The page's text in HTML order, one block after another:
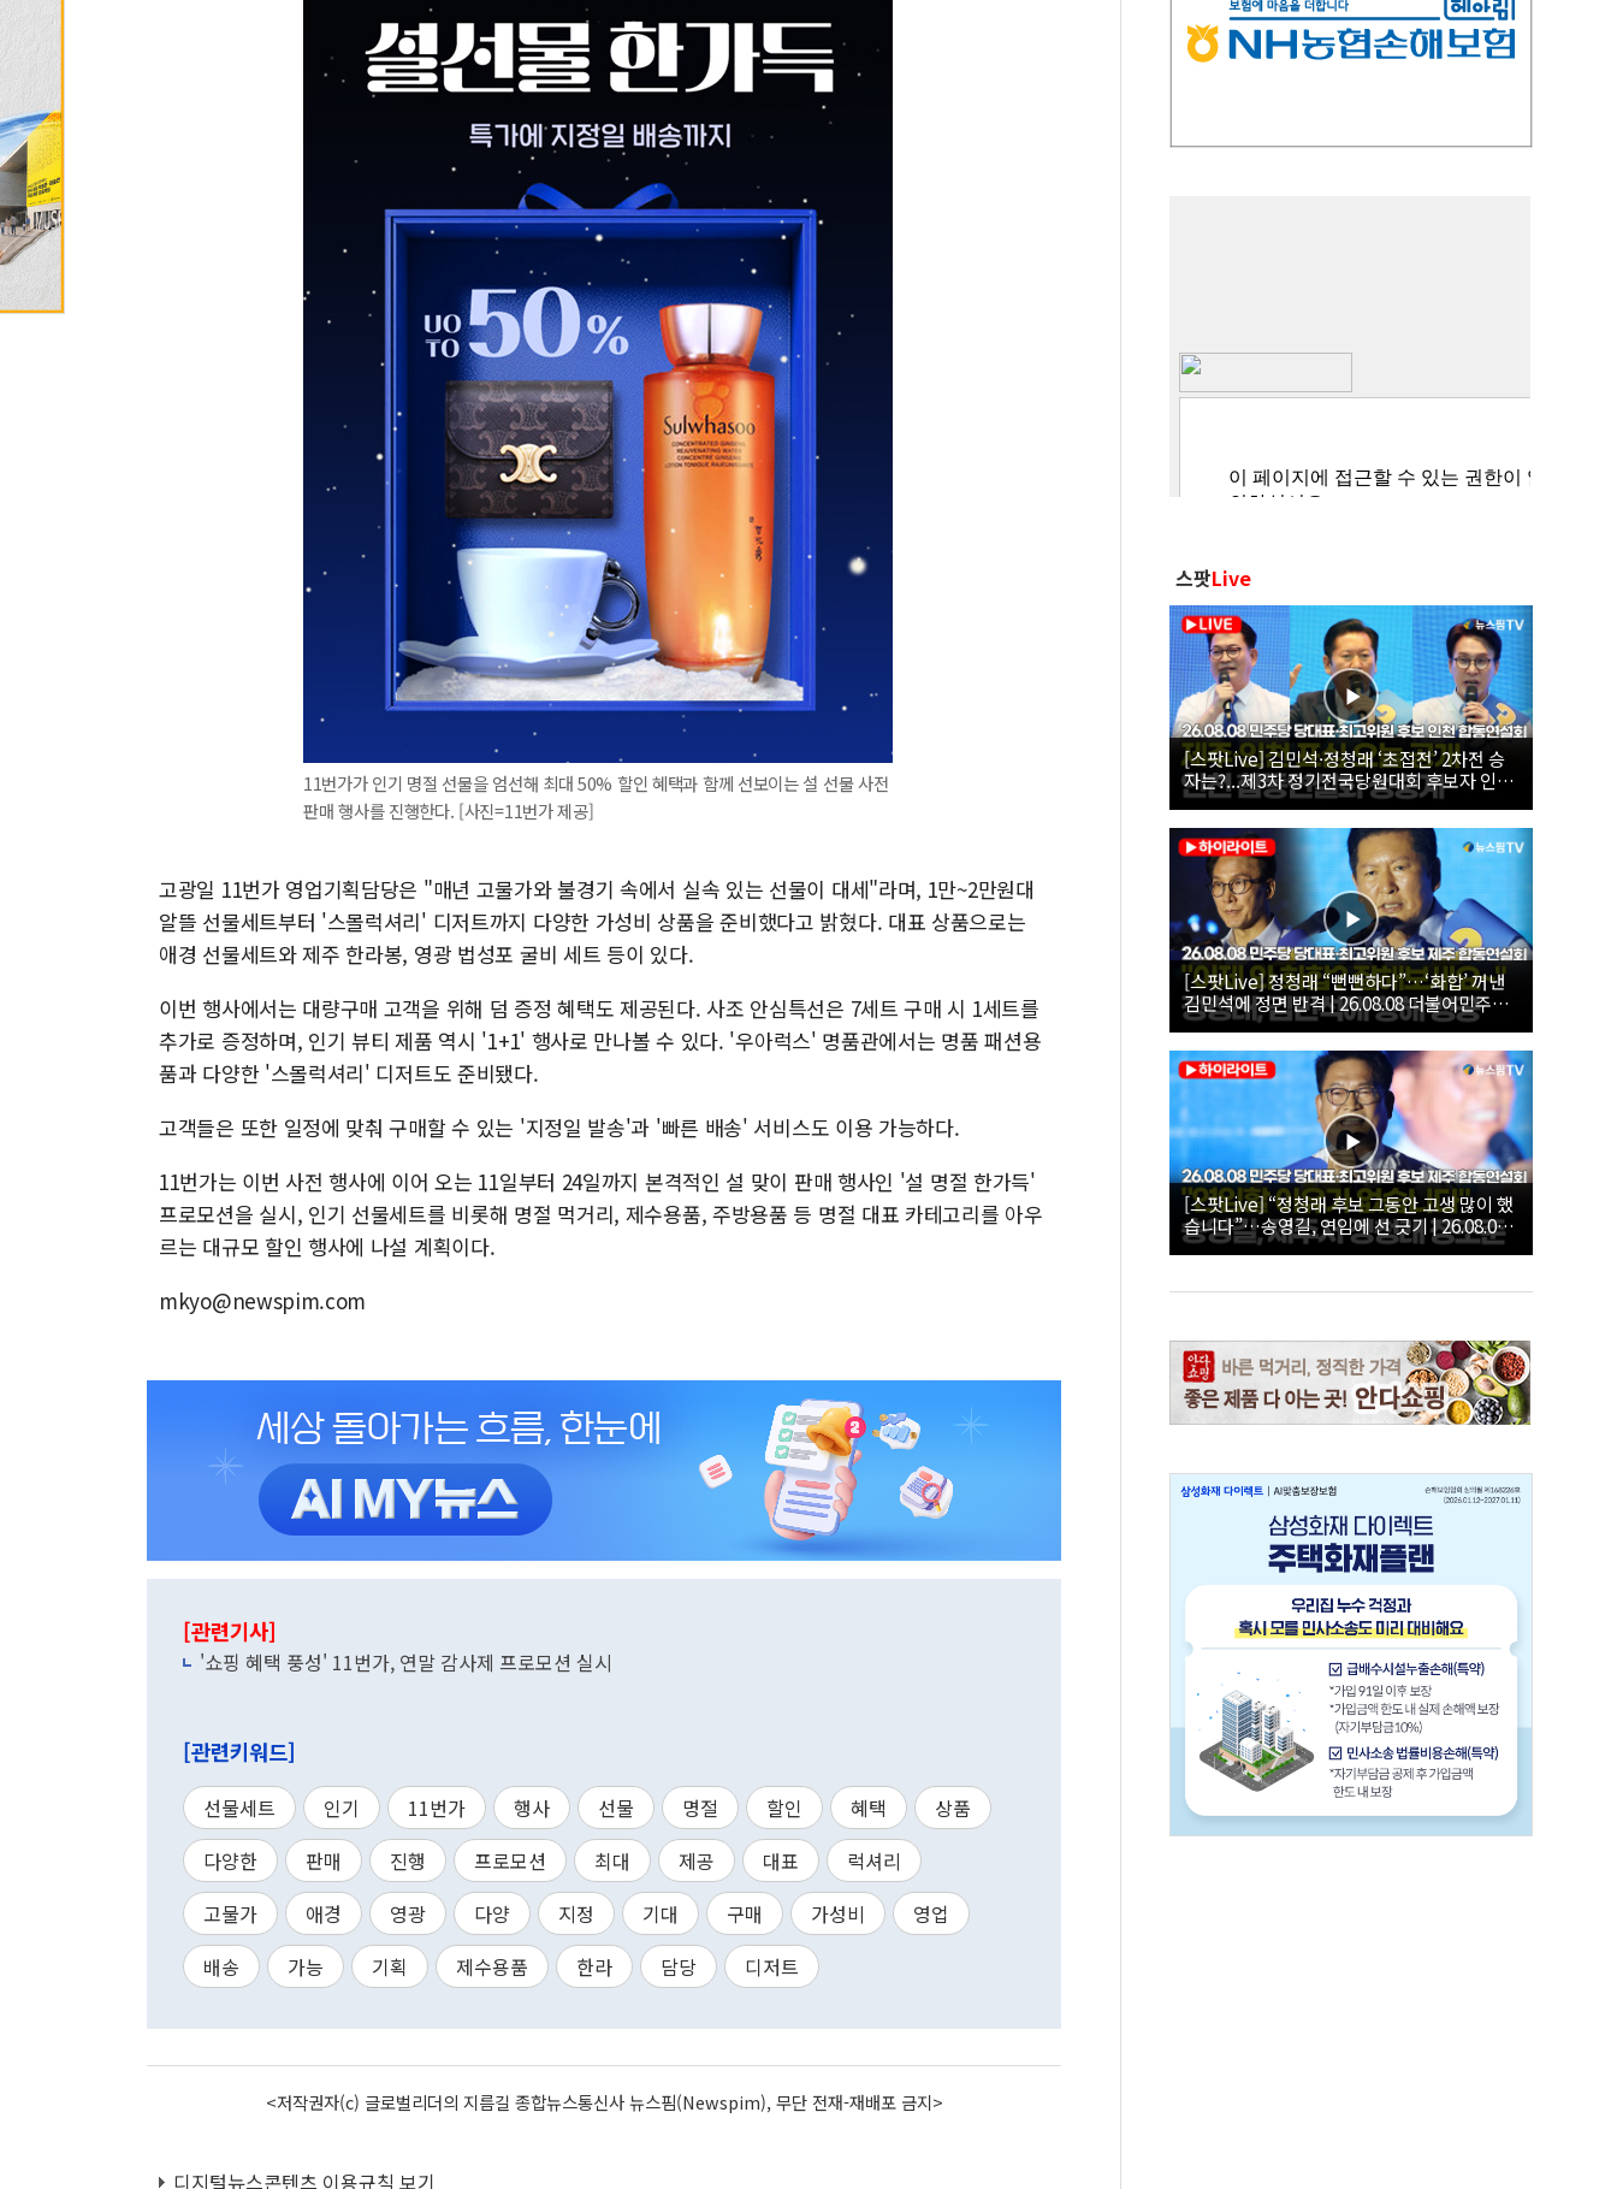
11번가가 인기 명절 선물을 엄선해 최대 50% 할인 혜택과 함께 선보이는 설 선물 사전
판매 행사를 진행한다. [사진=11번가 제공]
고광일 11번가 영업기획담당은 "매년 고물가와 불경기 속에서 실속 있는 선물이 대세"라며, 1만~2만원대
알뜰 선물세트부터 '스몰럭셔리' 디저트까지 다양한 가성비 상품을 준비했다고 밝혔다. 대표 상품으로는
애경 선물세트와 제주 한라봉, 영광 법성포 굴비 세트 등이 있다.
이번 행사에서는 대량구매 고객을 위해 덤 증정 혜택도 제공된다. 사조 안심특선은 7세트 구매 시 1세트를
추가로 증정하며, 인기 뷰티 제품 역시 '1+1' 행사로 만나볼 수 있다. '우아럭스' 명품관에서는 명품 패션용
품과 다양한 '스몰럭셔리' 디저트도 준비됐다.
고객들은 또한 일정에 맞춰 구매할 수 있는 '지정일 발송'과 '빠른 배송' 서비스도 이용 가능하다.
11번가는 이번 사전 행사에 이어 오는 11일부터 24일까지 본격적인 설 맞이 판매 행사인 '설 명절 한가득'
프로모션을 실시, 인기 선물세트를 비롯해 명절 먹거리, 제수용품, 주방용품 등 명절 대표 카테고리를 아우
르는 대규모 할인 행사에 나설 계획이다.
mkyo@newspim.com
[관련기사]
'쇼핑 혜택 풍성' 11번가, 연말 감사제 프로모션 실시
[관련키워드]
선물세트 인기 11번가 행사 선물 명절 할인 혜택
상품
다양한
판매 진행 프로모션 최대 제공 대표
럭셔리
고물가
애경 영광 다양 지정 기대 구매 가성비
영업
배송
가능 기획 제수용품 한라 담당 디저트
<저작권자(c) 글로벌리더의 지름길 종합뉴스통신사 뉴스핌(Newspim), 무단 전재-재배포 금지>
디지털뉴스콘텐츠 이용규칙 보기
스팟Live
[스팟Live] 김민석·정청래 ‘초접전’ 2차전 승
자는?...제3차 정기전국당원대회 후보자 인천
합동연설회 생중계 | 26.08.08
[스팟Live] 정청래 “뻔뻔하다”…‘화합’ 꺼낸
김민석에 정면 반격 | 26.08.08 더불어민주당
당대표·최고위원 후보 제주 합동연설회
[스팟Live] “정청래 후보 그동안 고생 많이 했
습니다”…송영길, 연임에 선 긋기 | 26.08.08
더불어민주당 당대표·최고위원 후보 제주 합